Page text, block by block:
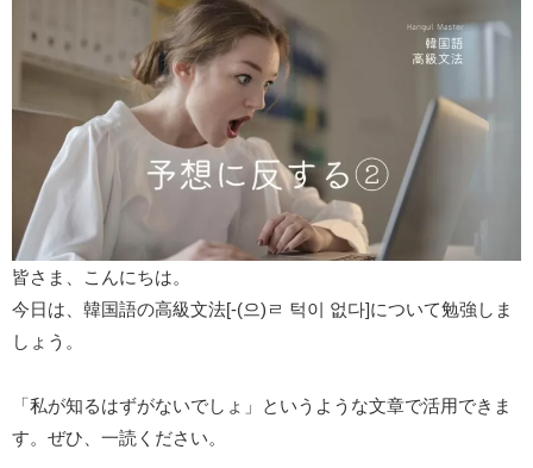
皆さま、こんにちは。
今日は、韓国語の高級文法[-(으)ㄹ 턱이 없다]について勉強しま
しょう。
「私が知るはずがないでしょ」というような文章で活用できま
す。ぜひ、一読ください。